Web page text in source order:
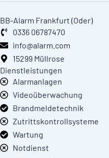
BB-Alarm Frankfurt (Oder)
0336 06787470
info@alarm.com
15299 Müllrose
Dienstleistungen
Alarmanlagen
Videoüberwachung
Brandmeldetechnik
Zutrittskontrollsysteme
Wartung
Notdienst